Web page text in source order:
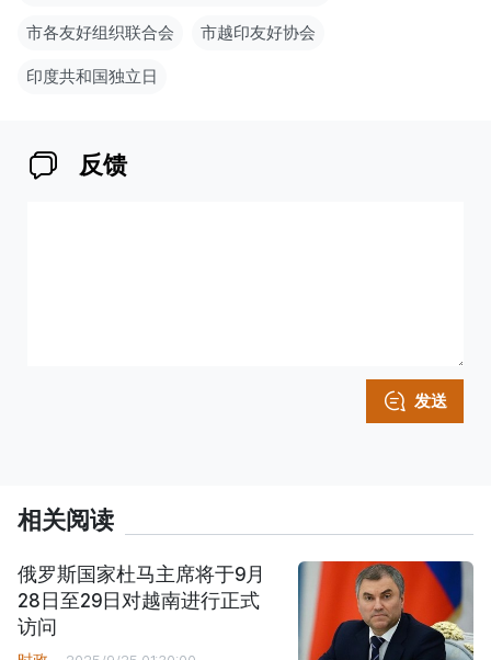
市各友好组织联合会 市越印友好协会
印度共和国独立日
反馈
发送
相关阅读
俄罗斯国家杜马主席将于9月
28日至29日对越南进行正式
访问